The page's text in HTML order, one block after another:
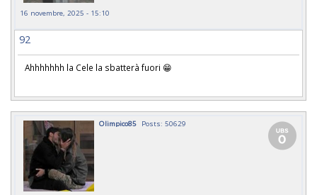
16 novembre, 2025 - 15:10
92
Ahhhhhhh la Cele la sbatterà fuori 😁
Olimpico85 Posts: 50629